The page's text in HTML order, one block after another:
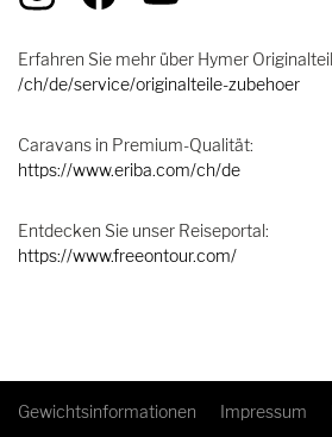
Erfahren Sie mehr über Hymer
/ch/de/service/originalteile-zubehoer
Caravans in Premium-Qualität:
https://www.eriba.com/ch/de
Entdecken Sie unser Reiseportal:
https://www.freeontour.com/
Gewichtsinformationen Impressum